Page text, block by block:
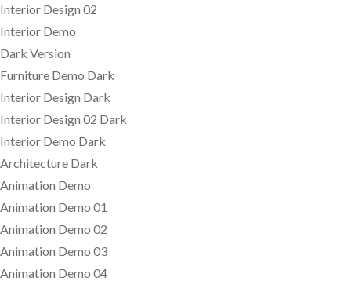
Interior Design 02
Interior Demo
Dark Version
Furniture Demo Dark
Interior Design Dark
Interior Design 02 Dark
Interior Demo Dark
Architecture Dark
Animation Demo
Animation Demo 01
Animation Demo 02
Animation Demo 03
Animation Demo 04